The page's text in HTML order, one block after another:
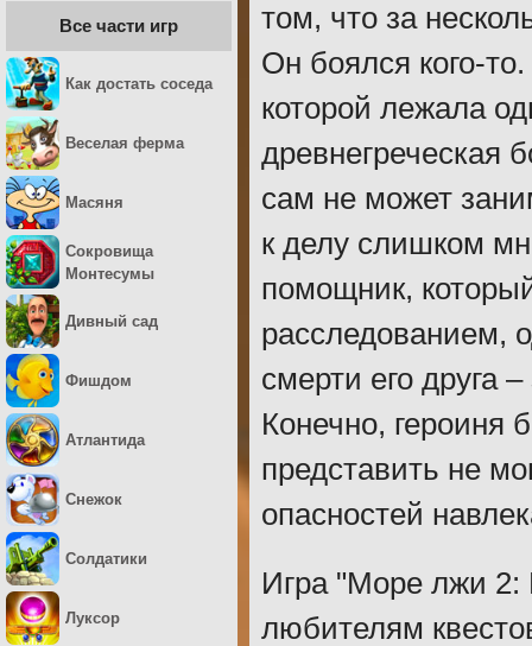
том, что за
Он боялся кого-
которой лежала
древнегреческая
сам не может
к делу слишком
помощник,
расследованием,
смерти его друга
Конечно, героиня
представить не
опасностей
Игра "Море лжи 2:
любителям
Все части игр
Как достать соседа
Веселая ферма
Масяня
Сокровища
Монтесумы
Дивный сад
Фишдом
Атлантида
Снежок
Солдатики
Луксор